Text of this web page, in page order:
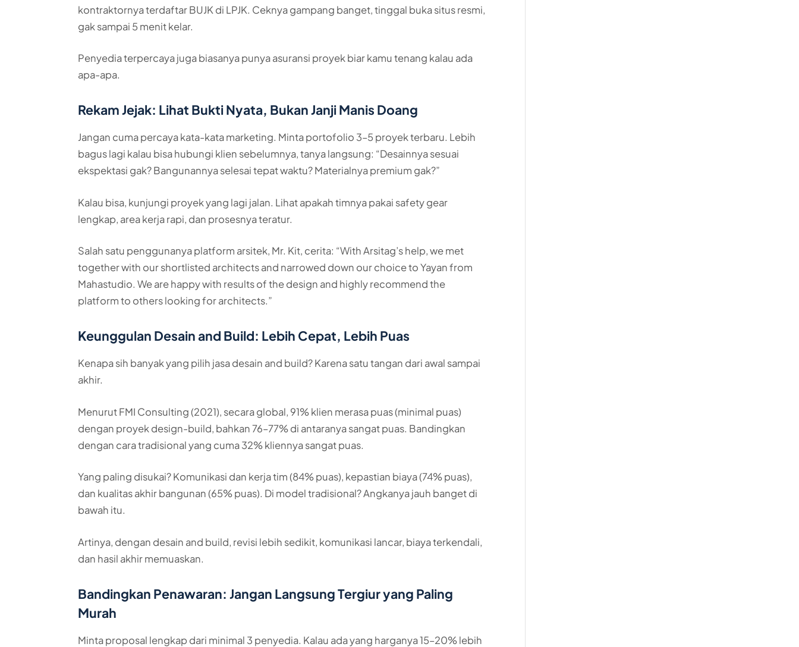
kontraktornya terdaftar BUJK di LPJK. Ceknya gampang banget, tinggal buka situs resmi,
gak sampai 5 menit kelar.
Penyedia terpercaya juga biasanya punya asuransi proyek biar kamu tenang kalau ada
apa-apa.
Rekam Jejak: Lihat Bukti Nyata, Bukan Janji Manis Doang
Jangan cuma percaya kata-kata marketing. Minta portofolio 3–5 proyek terbaru. Lebih
bagus lagi kalau bisa hubungi klien sebelumnya, tanya langsung: “Desainnya sesuai
ekspektasi gak? Bangunannya selesai tepat waktu? Materialnya premium gak?”
Kalau bisa, kunjungi proyek yang lagi jalan. Lihat apakah timnya pakai safety gear
lengkap, area kerja rapi, dan prosesnya teratur.
Salah satu penggunanya platform arsitek, Mr. Kit, cerita: “With Arsitag’s help, we met
together with our shortlisted architects and narrowed down our choice to Yayan from
Mahastudio. We are happy with results of the design and highly recommend the
platform to others looking for architects.”
Keunggulan Desain and Build: Lebih Cepat, Lebih Puas
Kenapa sih banyak yang pilih jasa desain and build? Karena satu tangan dari awal sampai
akhir.
Menurut FMI Consulting (2021), secara global, 91% klien merasa puas (minimal puas)
dengan proyek design-build, bahkan 76–77% di antaranya sangat puas. Bandingkan
dengan cara tradisional yang cuma 32% kliennya sangat puas.
Yang paling disukai? Komunikasi dan kerja tim (84% puas), kepastian biaya (74% puas),
dan kualitas akhir bangunan (65% puas). Di model tradisional? Angkanya jauh banget di
bawah itu.
Artinya, dengan desain and build, revisi lebih sedikit, komunikasi lancar, biaya terkendali,
dan hasil akhir memuaskan.
Bandingkan Penawaran: Jangan Langsung Tergiur yang Paling
Murah
Minta proposal lengkap dari minimal 3 penyedia. Kalau ada yang harganya 15–20% lebih